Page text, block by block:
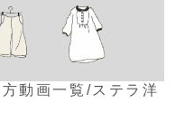
動画一覧/ステラ洋